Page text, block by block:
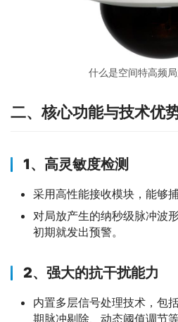
什么是空间特高频
二、核心功能与技术优
1、 高灵敏度检测
采用高性能接收模块，能够
对局放产生的纳秒级脉冲波
初期就发出预警。
2、 强大的抗干扰能力
内置多层信号处理技术，包
期脉冲剔除、动态阈值调节等